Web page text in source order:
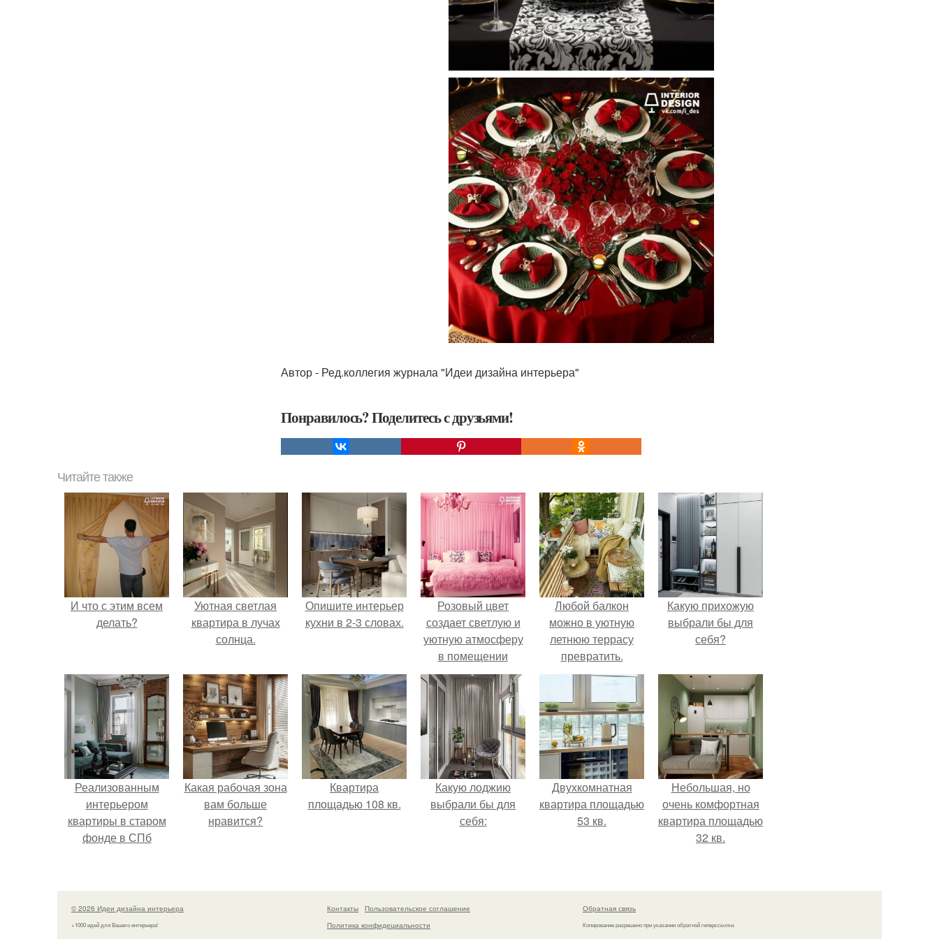
Автор - Ред.коллегия журнала "Идеи дизайна интерьера"
Понравилось? Поделитесь с друзьями!
Читайте также
И что с этим всем
делать?
Уютная светлая
квартира в лучах
солнца.
Опишите интерьер
кухни в 2-3 словах.
Розовый цвет
создает светлую и
уютную атмосферу
в помещении
Любой балкон
можно в уютную
летнюю террасу
превратить.
Какую прихожую
выбрали бы для
себя?
Реализованным
интерьером
квартиры в старом
фонде в СПб
Какая рабочая зона
вам больше
нравится?
Квартира
площадью 108 кв.
Какую лоджию
выбрали бы для
себя:
Двухкомнатная
квартира площадью
53 кв.
Небольшая, но
очень комфортная
квартира площадью
32 кв.
© 2026 Идеи дизайна интерьера
+1000 идей для Вашего интерьера!
Контакты
Пользовательское соглашение
Политика конфидециальности
Обратная связь
Копирование разрешено при указании обратной гиперссылки.